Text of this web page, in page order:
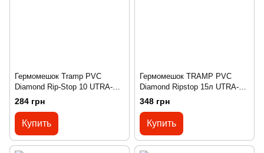
Гермомешок Tramp PVC
Diamond Rip-Stop 10 UTRA-
111 оранжевый
284 грн
Купить
Гермомешок TRAMP PVC
Diamond Ripstop 15л UTRA-
112 Оранжевый
348 грн
Купить